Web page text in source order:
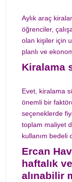
Aylık araç
öğrenciler,
olan kişiler için
planlı ve
Kiralama
Evet, kiralama
önemli bir
seçeneklerde
toplam maliyet
kullanım bedeli
Ercan
haftalık
alınabilir